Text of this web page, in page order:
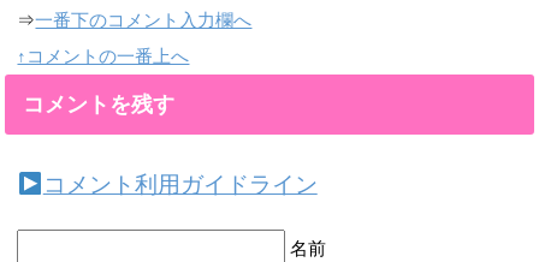
⇒一番下のコメント入力欄へ
↑コメントの一番上へ
コメントを残す
コメント利用ガイドライン
名前